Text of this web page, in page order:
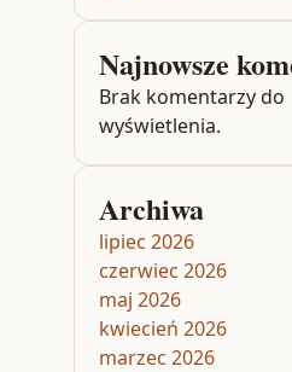
Najnowsze
Brak komentarzy do
wyświetlenia.
Archiwa
lipiec 2026
czerwiec 2026
maj 2026
kwiecień 2026
marzec 2026